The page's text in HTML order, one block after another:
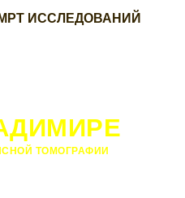
ИССЛЕДОВАНИЙ
ТОМОГРАФИИ